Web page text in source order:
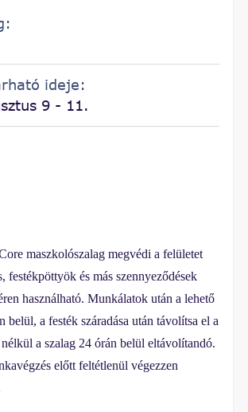
ideje:
9 - 11.
maszkolószalag megvédi a felületet
festékpöttyök és más szennyeződések
használható. Munkálatok után a lehető
belül, a festék száradása után távolítsa el a
nélkül a szalag 24 órán belül eltávolítandó.
előtt feltétlenül végezzen